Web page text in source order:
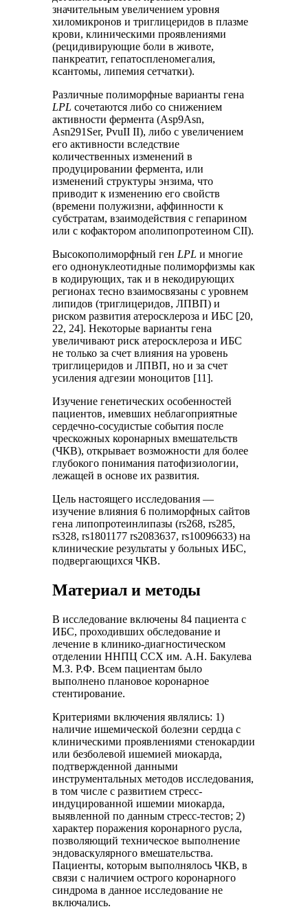
значительным увеличением уровня
хиломикронов и триглицеридов в плазме
крови, клиническими проявлениями
(рецидивирующие боли в животе,
панкреатит, гепатоспленомегалия,
ксантомы, липемия сетчатки).
Различные полиморфные варианты гена
LPL сочетаются либо со снижением
активности фермента (Asp9Asn,
Asn291Ser, PvuII II), либо с увеличением
его активности вследствие
количественных изменений в
продуцировании фермента, или
изменений структуры энзима, что
приводит к изменению его свойств
(времени полужизни, аффинности к
субстратам, взаимодействия с гепарином
или с кофактором аполипопротеином СII).
Высокополиморфный ген LPL и многие
его однонуклеотидные полиморфизмы как
в кодирующих, так и в некодирующих
регионах тесно взаимосвязаны с уровнем
липидов (триглицеридов, ЛПВП) и
риском развития атеросклероза и ИБС [20,
22, 24]. Некоторые варианты гена
увеличивают риск атеросклероза и ИБС
не только за счет влияния на уровень
триглицеридов и ЛПВП, но и за счет
усиления адгезии моноцитов [11].
Изучение генетических особенностей
пациентов, имевших неблагоприятные
сердечно-сосудистые события после
чрескожных коронарных вмешательств
(ЧКВ), открывает возможности для более
глубокого понимания патофизиологии,
лежащей в основе их развития.
Цель настоящего исследования —
изучение влияния 6 полиморфных сайтов
гена липопротеинлипазы (rs268, rs285,
rs328, rs1801177 rs2083637, rs10096633) на
клинические результаты у больных ИБС,
подвергающихся ЧКВ.
Материал и методы
В исследование включены 84 пациента с
ИБС, проходивших обследование и
лечение в клинико-диагностическом
отделении ННПЦ ССХ им. А.Н. Бакулева
М.З. Р.Ф. Всем пациентам было
выполнено плановое коронарное
стентирование.
Критериями включения являлись: 1)
наличие ишемической болезни сердца с
клиническими проявлениями стенокардии
или безболевой ишемией миокарда,
подтвержденной данными
инструментальных методов исследования,
в том числе с развитием стресс-
индуцированной ишемии миокарда,
выявленной по данным стресс-тестов; 2)
характер поражения коронарного русла,
позволяющий техническое выполнение
эндоваскулярного вмешательства.
Пациенты, которым выполнялось ЧКВ, в
связи с наличием острого коронарного
синдрома в данное исследование не
включались.